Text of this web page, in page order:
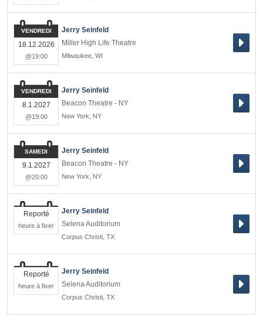
Jerry Seinfeld
Miller High Life Theatre
Milwaukee WI
VENDREDI
18.12.2026
@19:00
Jerry Seinfeld
Beacon Theatre - NY
New York NY
VENDREDI
8.1.2027
@19:00
Jerry Seinfeld
Beacon Theatre - NY
New York NY
SAMEDI
9.1.2027
@20:00
Jerry Seinfeld
Selena Auditorium
Corpus Christi TX
Reporté
heure à fixer
Jerry Seinfeld
Selena Auditorium
Corpus Christi TX
Reporté
heure à fixer